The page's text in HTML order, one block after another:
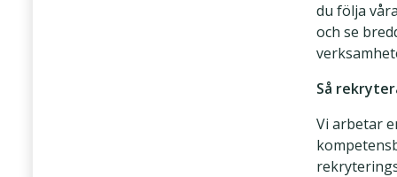
du följa
och se
Så
Vi arbetar